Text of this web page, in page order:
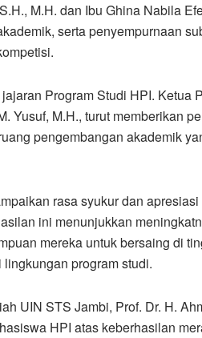
M.H. dan Ibu Ghina Nabila
serta penyempurnaan
Program Studi HPI. Ketua
Yusuf, M.H., turut memberikan
pengembangan akademik
rasa syukur dan
ini menunjukkan
mereka untuk bersaing di
program studi.
UIN STS Jambi, Prof. Dr. H.
HPI atas keberhasilan